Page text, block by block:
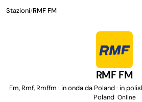
Stazioni/RMF FM
RMF FM
Fm, Rmf, Rmffm · in onda da Poland · in
Poland Online